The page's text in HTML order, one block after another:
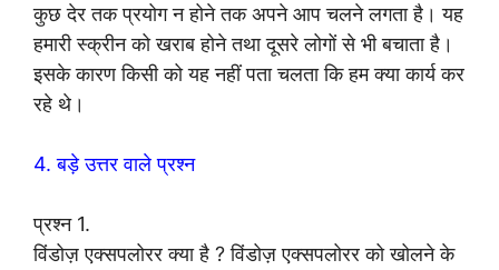
कुछ देर तक प्रयोग न होने तक अपने आप चलने लगता है। यह
हमारी स्क्रीन को खराब होने तथा दूसरे लोगों से भी बचाता है।
इसके कारण किसी को यह नहीं पता चलता कि हम क्या कार्य कर
रहे थे।
4. बड़े उत्तर वाले प्रश्न
प्रश्न 1.
विंडोज़ एक्सपलोरर क्या है ? विंडोज़ एक्सपलोरर को खोलने के